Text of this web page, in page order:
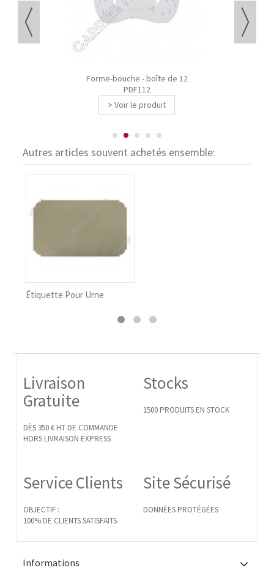
Forme-bouche - boîte de 12
PDF112
> Voir le produit
Autres articles souvent achetés ensemble:
Pour Urne
Livraison
Gratuite
DÈS 350 € HT DE COMMANDE
HORS LIVRAISON EXPRESS
Stocks
1500 PRODUITS EN STOCK
Service Clients
OBJECTIF :
100% DE CLIENTS SATISFAITS
Site Sécurisé
DONNÉES PROTÉGÉES
Informations